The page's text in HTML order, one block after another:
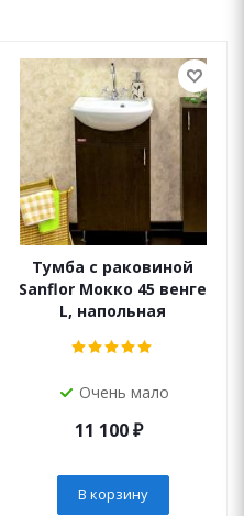
Тумба с раковиной
Sanflor Мокко 45 венге
L, напольная
Очень мало
11 100₽
В корзину